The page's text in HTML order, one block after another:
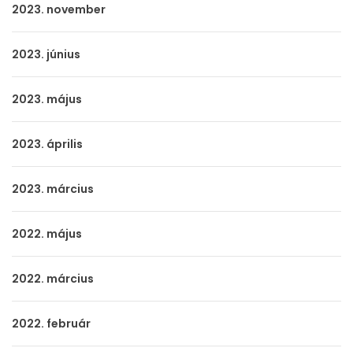
2023. november
2023. június
2023. május
2023. április
2023. március
2022. május
2022. március
2022. február